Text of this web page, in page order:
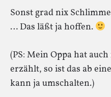
Sonst grad nix
… Das läßt ja hoffen.
(PS: Mein Oppa hat
erzählt, so ist das ab
kann ja umschalten.)